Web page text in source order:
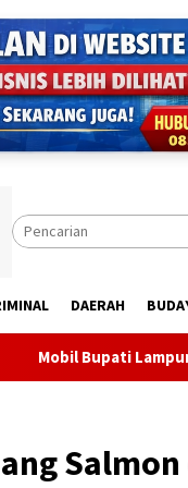
DAERAH
Selatan